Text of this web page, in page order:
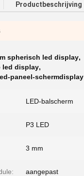
Productbeschrijving
spherisch led display,
led display,
paneel-schermdisplay
LED-balscherm
P3 LED
3 mm
aangepast